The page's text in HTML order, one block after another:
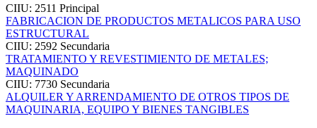
CIIU: 2511 Principal
FABRICACION DE PRODUCTOS METALICOS PARA USO
ESTRUCTURAL
CIIU: 2592 Secundaria
TRATAMIENTO Y REVESTIMIENTO DE METALES;
MAQUINADO
CIIU: 7730 Secundaria
ALQUILER Y ARRENDAMIENTO DE OTROS TIPOS DE
MAQUINARIA, EQUIPO Y BIENES TANGIBLES